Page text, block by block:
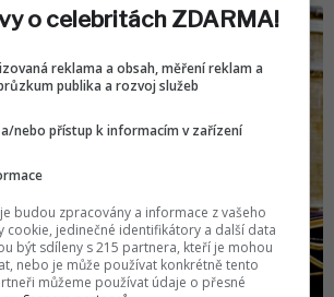
o celebritách ZDARMA!
reklama a obsah, měření reklam a
publika a rozvoj služeb
nebo přístup k informacím v zařízení
budou zpracovány a informace z vašeho
cookie, jedinečné identifikátory a další data
být sdíleny s 215 partnera, kteří je mohou
nebo je může používat konkrétně tento
můžeme používat údaje o přesné